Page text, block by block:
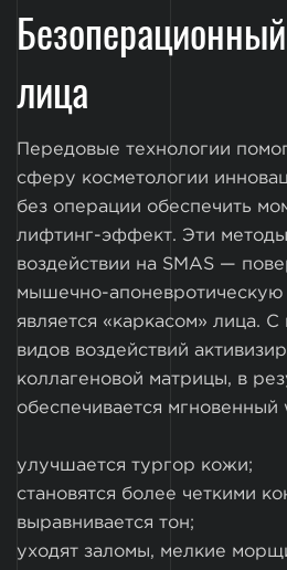
лица
Передовые технологии
сферу косметологии
без операции обеспечить
лифтинг-эффект. Эти
воздействии на SMAS —
мышечно-апоневротическую
является «каркасом» лица.
видов воздействий
коллагеновой матрицы, в
обеспечивается
улучшается тургор кожи;
становятся более четкими
выравнивается тон;
уходят заломы, мелкие